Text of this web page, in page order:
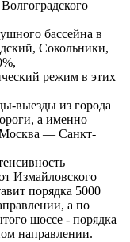
бассейна в
Сокольники,
режим в этих
выезды из города
а именно
— Санкт-
Измайловского
порядка 5000
а по
шоссе - порядка
направлении.